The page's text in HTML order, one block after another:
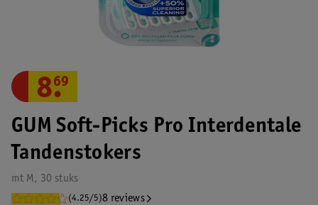
GUM Soft-Picks Pro Interdentale
Tandenstokers
mt M, 30 stuks
(4.25/5)8 reviews
8.
69